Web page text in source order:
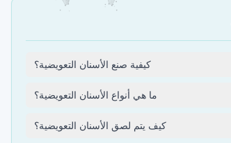
كيفية صنع الأسنان التعويضية؟
ما هي أنواع الأسنان التعويضية؟
كيف يتم لصق الأسنان التعويضية؟